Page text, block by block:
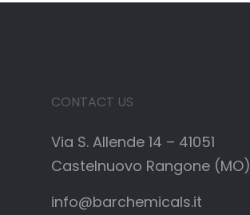
CONTACT US
Via S. Allende 14 – 41051
Castelnuovo Rangone (MO)
info@barchemicals.it